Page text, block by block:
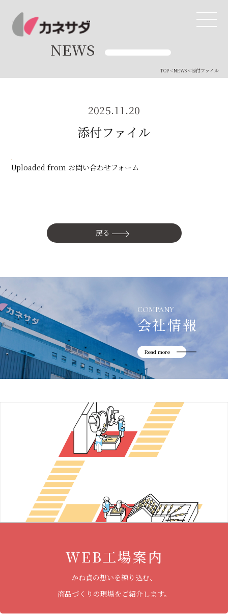
TOP
生産体制
美味しい安心
かね貞の歴史
NEWS
TOP<NEWS< 添付ファイル
2025.11.20
添付ファイル
Uploaded from お問い合わせフォーム
戻る
COMPANY
会社情報
Read more
WEB工場案内
かね貞の想いを練り込む、
商品づくりの現場をご紹介します。